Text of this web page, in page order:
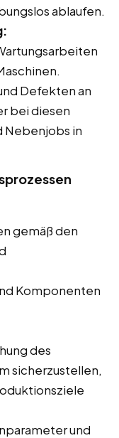
ablaufen.
Defekten an
bei diesen
Nebenjobs in
gemäß den
Komponenten
des
sicherzustellen,
und